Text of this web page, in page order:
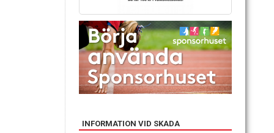
INFORMATION VID SKADA